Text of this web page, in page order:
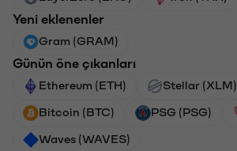
Yeni eklenenler
Gram (GRAM)
Günün öne çıkanları
Ethereum (ETH) Stellar (XLM)
Bitcoin (BTC) PSG (PSG)
Waves (WAVES)